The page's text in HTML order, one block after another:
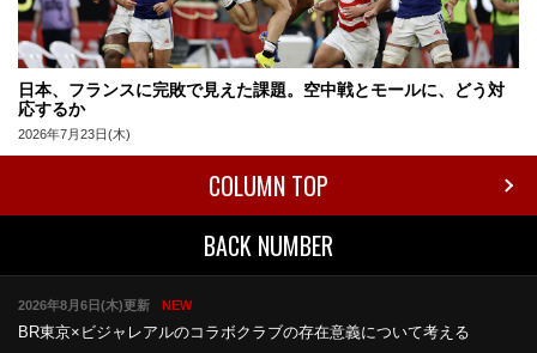
日本、フランスに完敗で見えた課題。空中戦とモールに、どう対
応するか
2026年7月23日(木)
COLUMN TOP
BACK NUMBER
2026年8月6日(木)更新 NEW
BR東京×ビジャレアルのコラボクラブの存在意義について考える